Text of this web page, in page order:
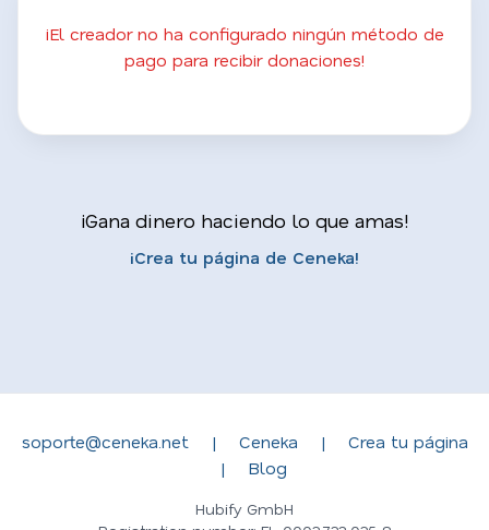
¡El creador no ha configurado ningún método de
pago para recibir donaciones!
¡Gana dinero haciendo lo que amas!
¡Crea tu página de Ceneka!
soporte@ceneka.net | Ceneka |
Crea tu página
|
Blog
Hubify GmbH